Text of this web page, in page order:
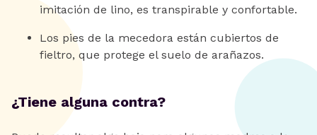
imitación de lino, es transpirable y confortable.
Los pies de la mecedora están cubiertos de
fieltro, que protege el suelo de arañazos.
¿Tiene alguna contra?